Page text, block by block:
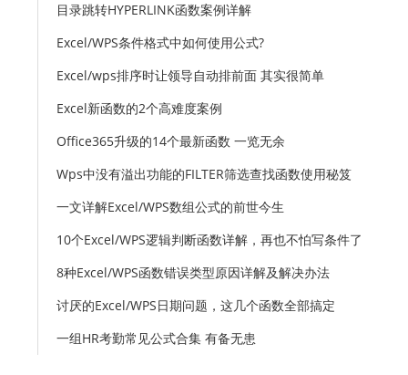
目录跳转HYPERLINK函数案例详解
Excel/WPS条件格式中如何使用公式?
Excel/wps排序时让领导自动排前面 其实很简单
Excel新函数的2个高难度案例
Office365升级的14个最新函数 一览无余
Wps中没有溢出功能的FILTER筛选查找函数使用秘笈
一文详解Excel/WPS数组公式的前世今生
10个Excel/WPS逻辑判断函数详解，再也不怕写条件了
8种Excel/WPS函数错误类型原因详解及解决办法
讨厌的Excel/WPS日期问题，这几个函数全部搞定
一组HR考勤常见公式合集 有备无患